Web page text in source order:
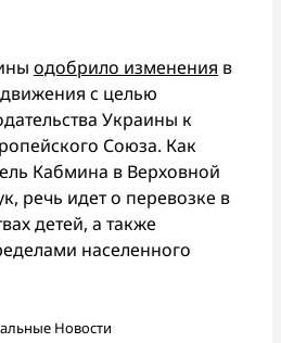
одобрило изменения в
с целью
Украины к
Союза. Как
Кабмина в Верховной
речь идет о перевозке в
детей, а также
населенного
Новости